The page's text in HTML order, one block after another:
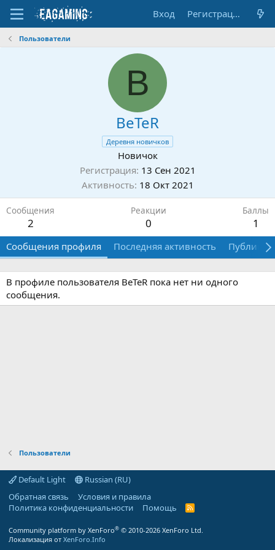
Вход Регистрация
Пользователи
B
BeTeR
Деревня новичков
Новичок
Регистрация 13 Сен 2021
Активность 18 Окт 2021
Сообщения
2
Реакции
0
Баллы
1
Сообщения профиля Последняя активность
В профиле пользователя BeTeR пока нет ни одного
сообщения.
Пользователи
Default Light
Russian (RU)
Обратная связь
Условия и правила
Политика конфиденциальности
Помощь
R
Community platform by XenForo® © 2010-2026 XenForo Ltd.
Локализация от XenForo.Info